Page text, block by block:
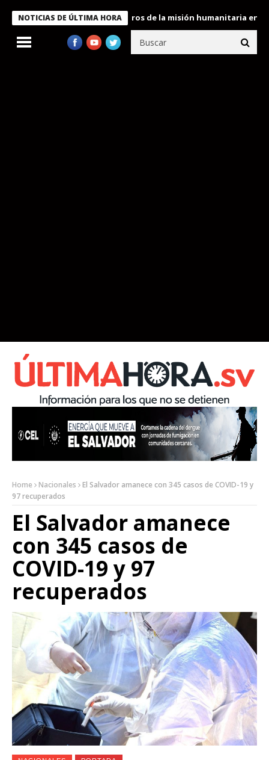
NOTICIAS DE ÚLTIMA HORA
Bukele condecora a miembros de la misión humanitaria enviada
Home Nacionales
El Salvador amanece con 345 casos de COVID-19 y
97 recuperados
El Salvador amanece
con 345 casos de
COVID-19 y 97
recuperados